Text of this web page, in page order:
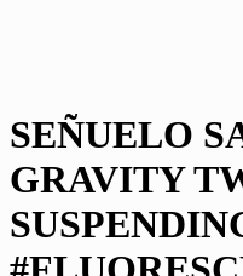
SEÑUELO
GRAVITY